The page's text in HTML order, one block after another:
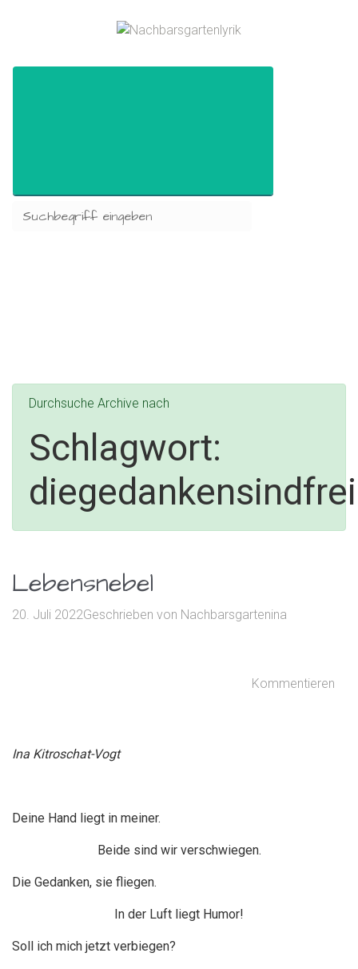
Durchsuche Archive nach
Schlagwort:
diegedankensindfrei
Lebensnebel
20. Juli 2022Geschrieben von Nachbarsgartenina
Kommentieren
Ina Kitroschat-Vogt
Deine Hand liegt in meiner.
Beide sind wir verschwiegen.
Die Gedanken, sie fliegen.
In der Luft liegt Humor!
Soll ich mich jetzt verbiegen?